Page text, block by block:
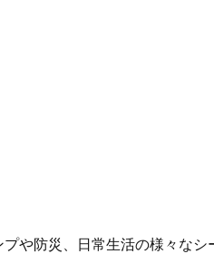
や防災、日常生活の様々な